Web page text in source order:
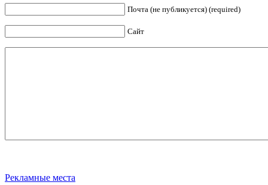
Почта (не публикуется) (required)
Сайт
Рекламные места